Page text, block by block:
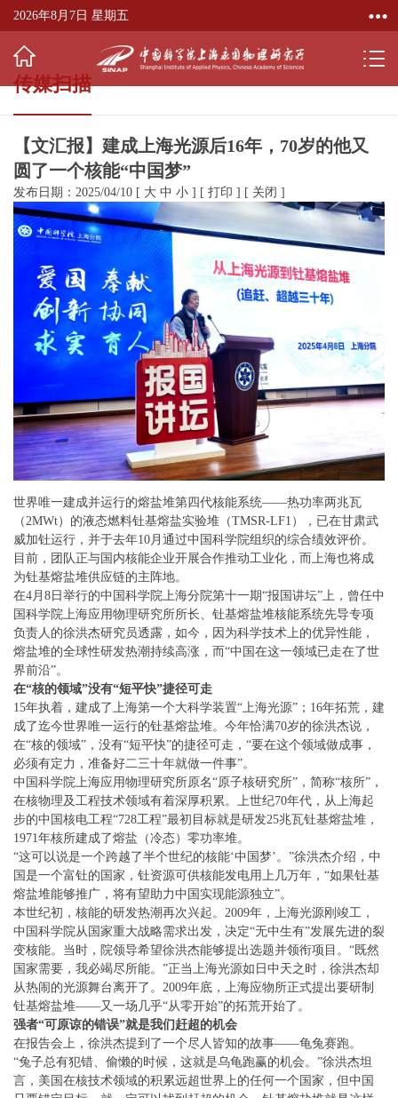
2026年8月7日 星期五
传媒扫描
【文汇报】建成上海光源后16年，70岁的他又
圆了一个核能“中国梦”
发布日期：2025/04/10 [ 大 中 小 ] [ 打印 ] [ 关闭 ]
世界唯一建成并运行的熔盐堆第四代核能系统——热功率两兆瓦
（2MWt）的液态燃料钍基熔盐实验堆（TMSR-LF1），已在甘肃武
威加钍运行，并于去年10月通过中国科学院组织的综合绩效评价。
目前，团队正与国内核能企业开展合作推动工业化，而上海也将成
为钍基熔盐堆供应链的主阵地。
在4月8日举行的中国科学院上海分院第十一期“报国讲坛”上，曾任中
国科学院上海应用物理研究所所长、钍基熔盐堆核能系统先导专项
负责人的徐洪杰研究员透露，如今，因为科学技术上的优异性能，
熔盐堆的全球性研发热潮持续高涨，而“中国在这一领域已走在了世
界前沿”。
在“核的领域”没有“短平快”捷径可走
15年执着，建成了上海第一个大科学装置“上海光源”；16年拓荒，建
成了迄今世界唯一运行的钍基熔盐堆。今年恰满70岁的徐洪杰说，
在“核的领域”，没有“短平快”的捷径可走，“要在这个领域做成事，
必须有定力，准备好二三十年就做一件事”。
中国科学院上海应用物理研究所原名“原子核研究所”，简称“核所”，
在核物理及工程技术领域有着深厚积累。上世纪70年代，从上海起
步的中国核电工程“728工程”最初目标就是研发25兆瓦钍基熔盐堆，
1971年核所建成了熔盐（冷态）零功率堆。
“这可以说是一个跨越了半个世纪的核能‘中国梦’。”徐洪杰介绍，中
国是一个富钍的国家，钍资源可供核能发电用上几万年，“如果钍基
熔盐堆能够推广，将有望助力中国实现能源独立”。
本世纪初，核能的研发热潮再次兴起。2009年，上海光源刚竣工，
中国科学院从国家重大战略需求出发，决定“无中生有”发展先进的裂
变核能。当时，院领导希望徐洪杰能够提出选题并领衔项目。“既然
国家需要，我必竭尽所能。”正当上海光源如日中天之时，徐洪杰却
从热闹的光源舞台离开了。2009年底，上海应物所正式提出要研制
钍基熔盐堆——又一场几乎“从零开始”的拓荒开始了。
强者“可原谅的错误”就是我们赶超的机会
在报告会上，徐洪杰提到了一个尽人皆知的故事——龟兔赛跑。
“兔子总有犯错、偷懒的时候，这就是乌龟跑赢的机会。”徐洪杰坦
言，美国在核技术领域的积累远超世界上的任何一个国家，但中国